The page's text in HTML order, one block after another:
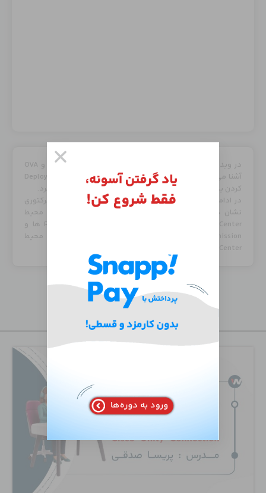
در ویدیو تنظیمات اولیه vCenter با نحوه Deploy کردن OVF و OVA
آشنا می شوید و نحوه استفاده از نرم افزار OVFTool را برای Deploy
کردن یک ماشین مجازی در محیط vCenter مشاهده خواهید کرد.
در ادامه نحوه Join کردن سرور ESXi و vCenter به اکتیو دایرکتوری
نشان داده می شود و با نحوه ساخت User و Group در محیط
vCenter آشنا می شوید و نحوه ساخت و استفاده از Role ها و
Permission های مختلف برای کنترل سطح دسترسی در محیط
vCenter توضیح داده می شود.
جدید‌ترین دوره‌ها